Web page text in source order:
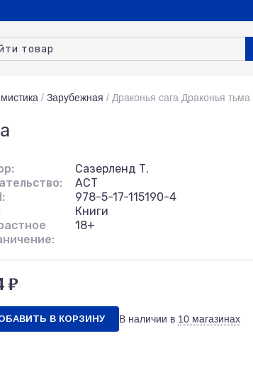
/ Зарубежная / Драконья сага Драконья тьма
Сазерленд Т.
АСТ
978-5-17-115190-4
Книги
18+
₽
В КОРЗИНУ В наличии в 10 магазинах